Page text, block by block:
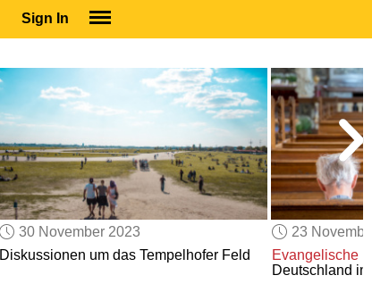
Sign In
SUBSCRIBE
EDUCATIONAL LICENSES
GIFT CARDS
OTHER LANGUAGES
ABOUT US
ALEXA
ADJUST COLORS
30 November 2023
Diskussionen um das Tempelhofer Feld
23
Evangelische
Deutschland